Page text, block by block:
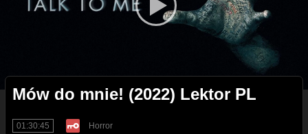
Mów do mnie! (2022) Lektor PL
01:30:45 Horror